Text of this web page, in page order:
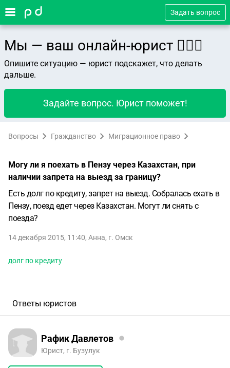
Задать вопрос
Мы — ваш онлайн-юрист 👨🏻‍⚖️
Опишите ситуацию — юрист подскажет, что делать
дальше.
Задайте вопрос. Юрист поможет!
Вопросы Гражданство Миграционное право
Могу ли я поехать в Пензу через Казахстан, при
наличии запрета на выезд за границу?
Есть долг по кредиту, запрет на выезд. Собралась ехать в
Пензу, поезд едет через Казахстан. Могут ли снять с
поезда?
14 декабря 2015, 11:40, Анна, г. Омск
долг по кредиту
Ответы юристов
Рафик Давлетов
Юрист, г. Бузулук